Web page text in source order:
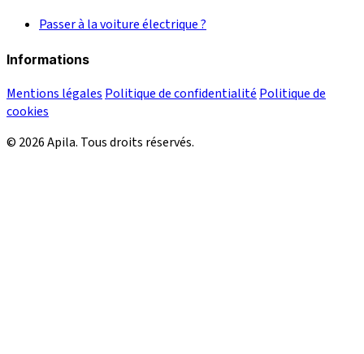
Passer à la voiture électrique ?
Informations
Mentions légales Politique de confidentialité Politique de
cookies
© 2026 Apila. Tous droits réservés.